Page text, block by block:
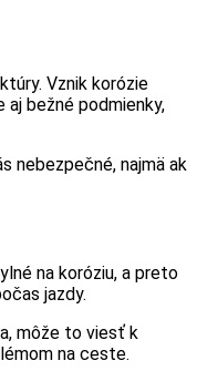
Vznik korózie
bežné podmienky,
nebezpečné, najmä ak
na koróziu, a preto
jazdy.
môže to viesť k
na ceste.